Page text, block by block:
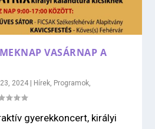
VASÁRNAP A
2024 | Hírek Programok
gyerekkoncert, királyi